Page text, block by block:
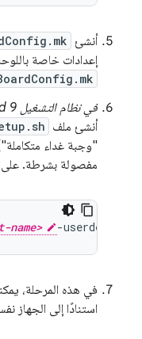
أنشئ
إعدادات خاصة
في نظام التشغيل Android 9 والإصدارات الأقدم
أنشئ ملف
"وجبة غداء
مفصولة بشرطة. على
name>
في هذه المرحلة،
استنادًا إلى الجهاز